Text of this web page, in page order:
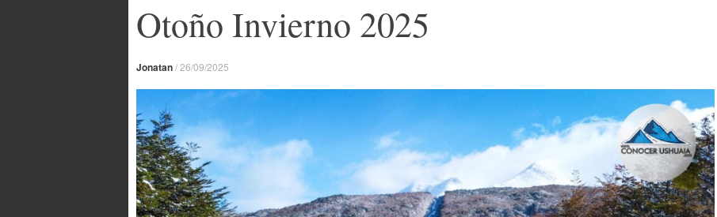
Otoño Invierno 2025
Jonatan/26/09/2025